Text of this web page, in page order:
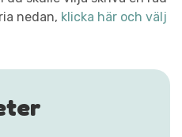
nedan, klicka här och välj